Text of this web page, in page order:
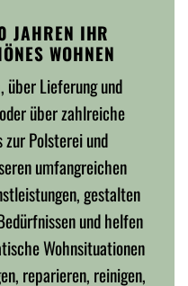
JAHREN IHR
WOHNEN
über Lieferung und
über zahlreiche
Polsterei und
umfangreichen
gestalten
und helfen
Wohnsituationen
reparieren, reinigen,